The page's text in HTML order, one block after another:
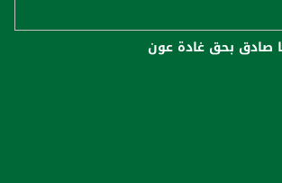
صادق بحق غادة عون